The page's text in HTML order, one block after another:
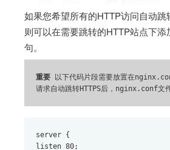
如果您希望所有的HTTP访问自动跳
则可以在需要跳转的HTTP站点下添
句。
重要 以下代码片段需要放置在
请求自动跳转HTTPS后，nginx.conf文
server {
listen 80;